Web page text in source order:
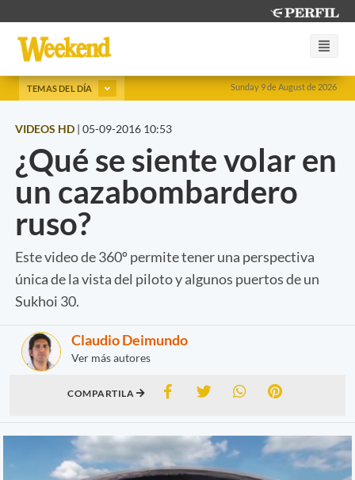
Sunday 9 de August de 2026
TEMAS DEL DÍA
VIDEOS HD | 05-09-2016 10:53
¿Qué se siente volar en
un cazabombardero
ruso?
Este video de 360º permite tener una perspectiva
única de la vista del piloto y algunos puertos de un
Sukhoi 30.
Claudio Deimundo
Ver más autores
COMPARTILA